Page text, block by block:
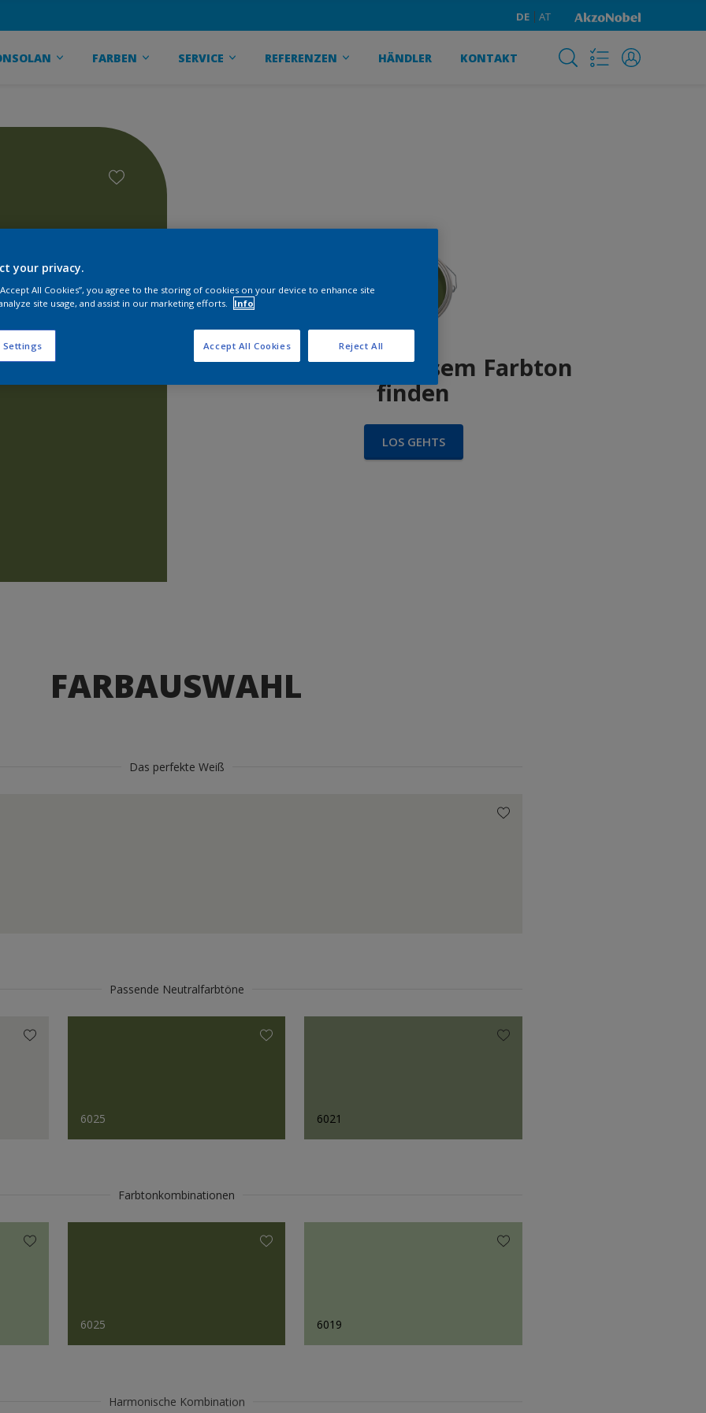
DE AT
FARBEN SERVICE REFERENZEN HÄNDLER KONTAKT
Produkte in diesem Farbton
finden
LOS GEHTS
FARBAUSWAHL
Das perfekte Weiß
Passende Neutralfarbtöne
6025 6021
Farbtonkombinationen
6025 6019
Harmonische Kombination
your privacy.
All Cookies”, you agree to the storing of cookies on your device to enhance site
site usage, and assist in our marketing efforts.
Info
Settings Reject All
Accept All Cookies